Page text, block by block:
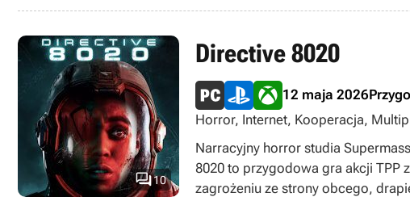
10
Directive 8020
12 maja 2026
Horror, Internet, Kooperacja,
fiction, Singleplayer, Skradanki,
Narracyjny horror studia
8020 to przygodowa gra akcji TPP
zagrożeniu ze strony obcego,